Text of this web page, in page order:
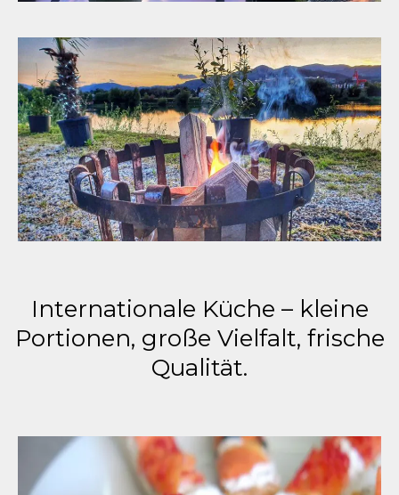
Internationale Küche – kleine
Portionen, große Vielfalt, frische
Qualität.